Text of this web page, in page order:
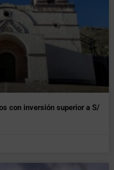
con inversión superior a S/